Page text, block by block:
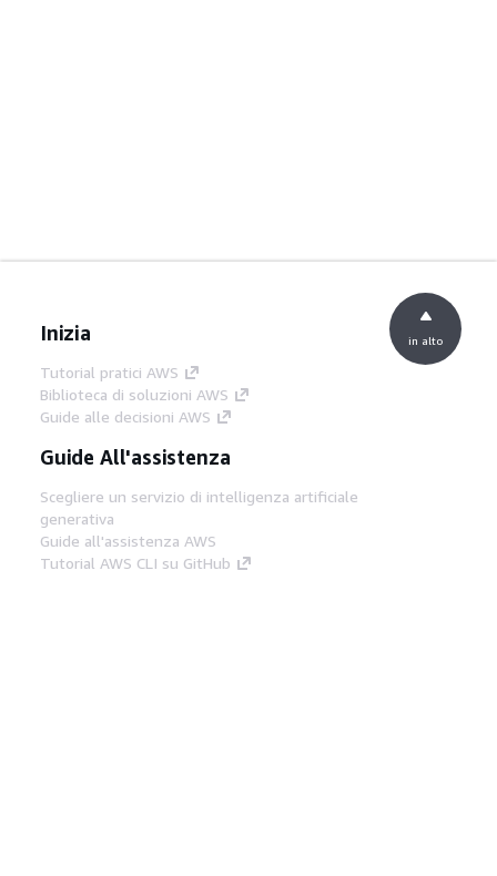
Inizia
Tutorial pratici AWS
Biblioteca di soluzioni AWS
Guide alle decisioni AWS
Guide All'assistenza
Scegliere un servizio di intelligenza artificiale
generativa
Guide all'assistenza AWS
Tutorial AWS CLI su GitHub
in alto